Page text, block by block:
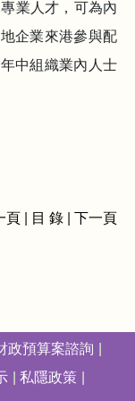
業人才，可為內
企業來港參與配
中組織業內人士
頁 目 錄 下一頁
政預算案諮詢
私隱政策